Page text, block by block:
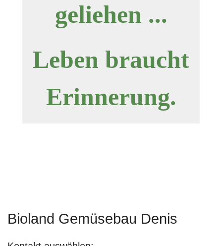
geliehen ...
Leben braucht
Erinnerung.
Bioland Gemüsebau Denis